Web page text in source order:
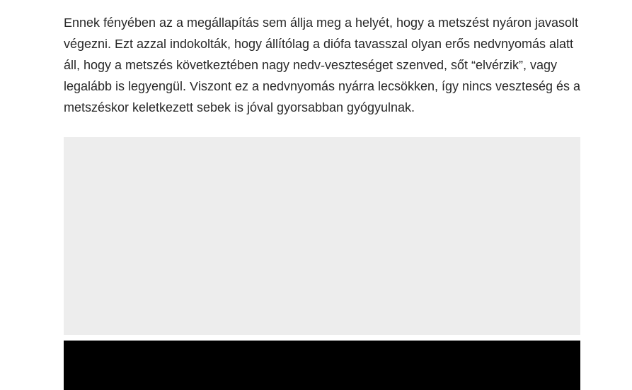
Ennek fényében az a megállapítás sem állja meg a helyét, hogy a metszést nyáron javasolt
végezni. Ezt azzal indokolták, hogy állítólag a diófa tavasszal olyan erős nedvnyomás alatt
áll, hogy a metszés következtében nagy nedv-veszteséget szenved, sőt “elvérzik”, vagy
legalább is legyengül. Viszont ez a nedvnyomás nyárra lecsökken, így nincs veszteség és a
metszéskor keletkezett sebek is jóval gyorsabban gyógyulnak.